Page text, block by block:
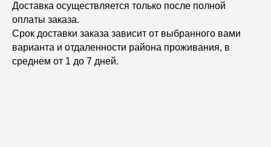
Доставка осуществляется только после полной
оплаты заказа.
Срок доставки заказа зависит от выбранного вами
варианта и отдаленности района проживания, в
среднем от 1 до 7 дней.